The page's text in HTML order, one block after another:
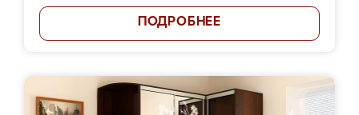
ПОДРОБНЕЕ